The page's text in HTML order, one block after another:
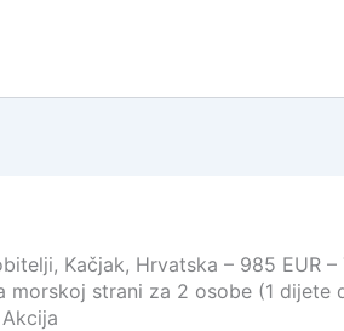
Kačjak, Hrvatska – 985 EUR –
strani za 2 osobe (1 dijete